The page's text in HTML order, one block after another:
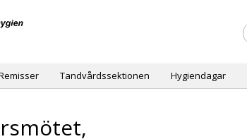
Tandvårdssektionen Hygiendagar